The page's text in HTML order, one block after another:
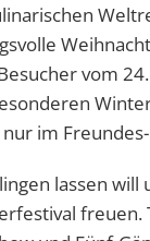
vom
im
lassen